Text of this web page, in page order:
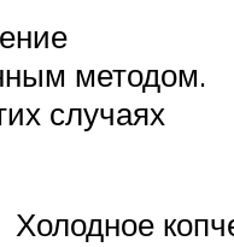
методом.
случаях
Холодное